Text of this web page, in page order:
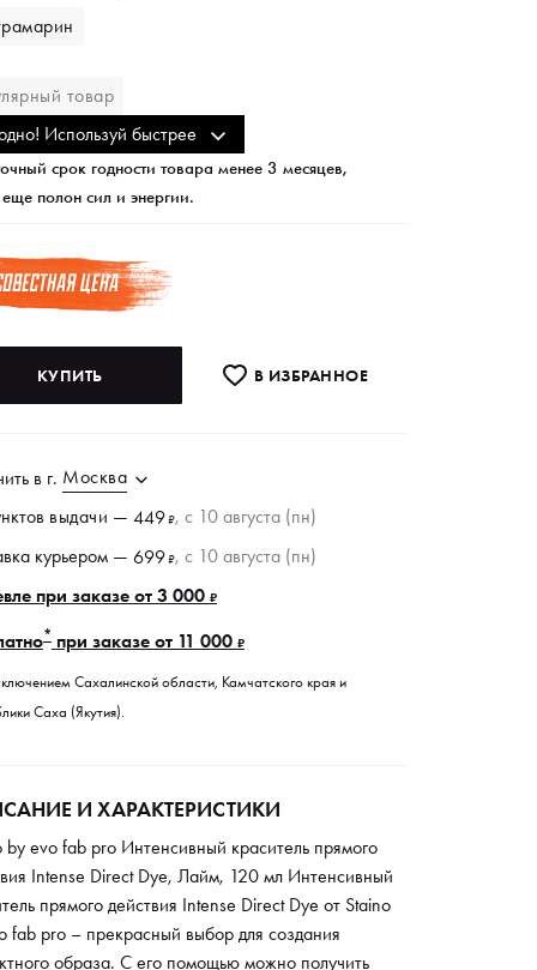
товар
Используй быстрее
срок годности товара менее 3 месяцев,
полон сил и энергии.
КУПИТЬ В ИЗБРАННОE
в г. Москва
выдачи —449₽, c 10 августа (пн)
курьером —699₽, c 10 августа (пн)
при заказе от 3 000₽
* при заказе от 11 000₽
Сахалинской области, Камчатского края и
Саха (Якутия).
И ХАРАКТЕРИСТИКИ
by evo fab pro Интенсивный краситель прямого
Intense Direct Dye, Лайм, 120 мл Интенсивный
прямого действия Intense Direct Dye от Staino
fab pro – прекрасный выбор для создания
образа. С его помощью можно получить